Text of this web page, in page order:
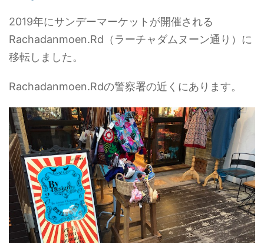
2019年にサンデーマーケットが開催される
Rachadanmoen.Rd（ラーチャダムヌーン通り）に
移転しました。
Rachadanmoen.Rdの警察署の近くにあります。